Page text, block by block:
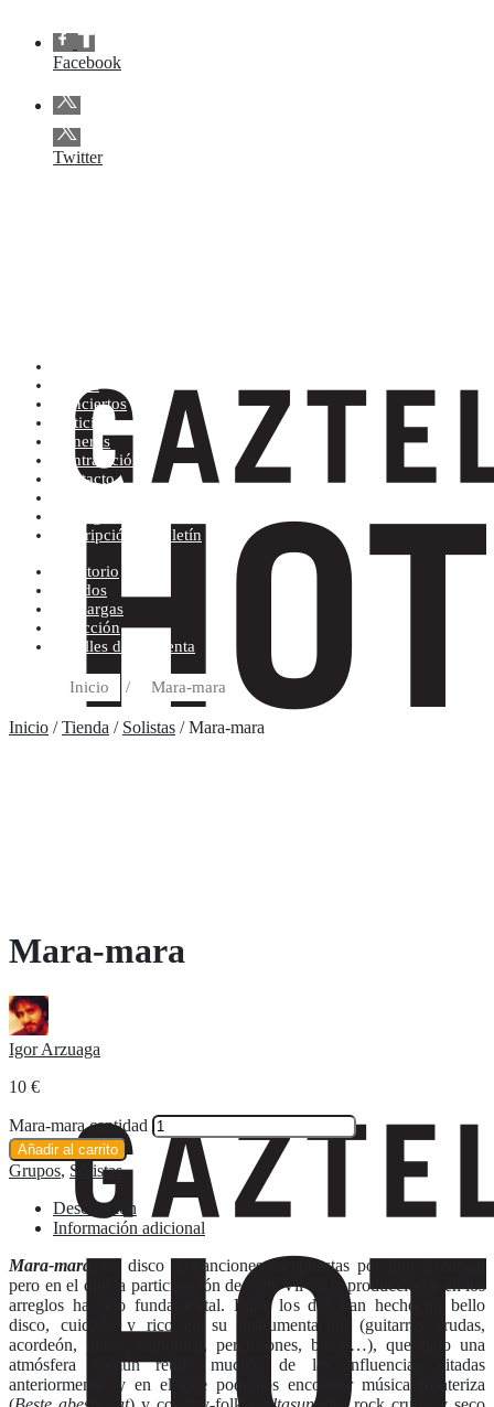
Facebook
Twitter
Tienda
Conciertos
Noticias
Géneros
Contratación
Contacto
Suscripción al boletín
Escritorio
Pedidos
Descargas
Dirección
Detalles de la cuenta
Inicio / Mara-mara
Inicio /Tienda / Solistas / Mara-mara
Mara-mara
Igor Arzuaga
10 €
Mara-mara cantidad
Añadir al carrito
Grupos, Solistas
Descripción
Información adicional
Mara-mara, un disco de canciones compuestas por Igor Arzuaga,
pero en el que la participación de Luis Vil en la producción y en los
arreglos ha sido fundamental. Entre los dos han hecho un bello
disco, cuidado y rico en su instrumentación (guitarras crudas,
acordeón, piano, armónica, percusiones, banjo…), que bajo una
atmósfera común reúne muchas de las influencias citadas
anteriormente, y en el que podemos encontrar música fronteriza